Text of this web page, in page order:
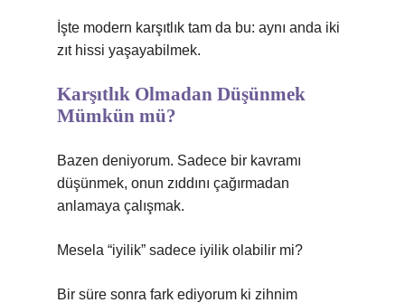
İşte modern karşıtlık tam da bu: aynı anda iki
zıt hissi yaşayabilmek.
Karşıtlık Olmadan Düşünmek
Mümkün mü?
Bazen deniyorum. Sadece bir kavramı
düşünmek, onun zıddını çağırmadan
anlamaya çalışmak.
Mesela “iyilik” sadece iyilik olabilir mi?
Bir süre sonra fark ediyorum ki zihnim